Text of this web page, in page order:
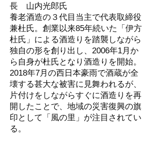
長 山内光郎氏
養老酒造の３代目当主で代表取締役
兼杜氏。創業以来85年続いた「伊方
杜氏」による酒造りを踏襲しながら
独自の形を創り出し、2006年1月か
ら自身が杜氏となり酒造りを開始。
2018年7月の西日本豪雨で酒蔵が全
壊する甚大な被害に見舞われるが、
片付けをしながらすぐに酒造りを再
開したことで、地域の災害復興の旗
印として「風の里」が注目されてい
る。